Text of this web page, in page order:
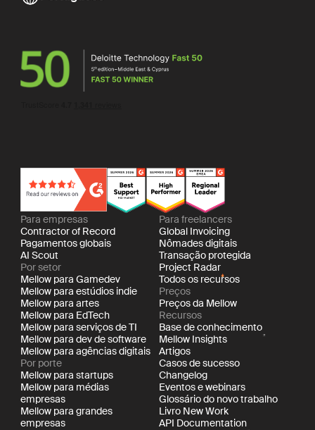
Para empresas
Contractor of Record
Pagamentos globais
AI Scout
Por setor
Mellow para Gamedev
Mellow para estúdios indie
Mellow para artes
Mellow para EdTech
Mellow para serviços de TI
Mellow para dev de software
Mellow para agências digitais
Por porte
Mellow para startups
Mellow para médias
empresas
Mellow para grandes
empresas
Para freelancers
Global Invoicing
Nômades digitais
Transação protegida
Project Radar
Todos os recursos
Preços
Preços da Mellow
Recursos
Base de conhecimento
Mellow Insights
Artigos
Casos de sucesso
Changelog
Eventos e webinars
Glossário do novo trabalho
Livro New Work
API Documentation